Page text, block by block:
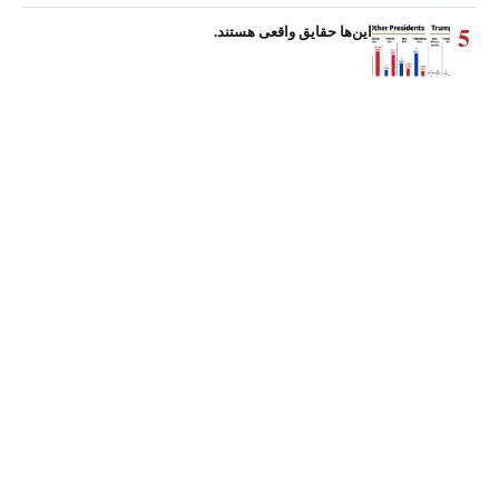
5 این‌ها حقایق واقعی هستند.